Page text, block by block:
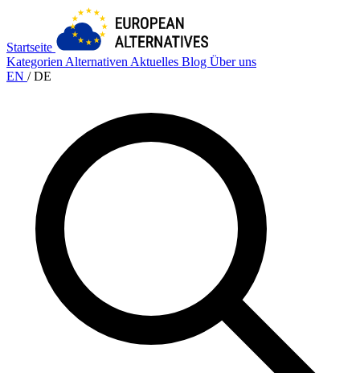
Startseite
Kategorien Alternativen Aktuelles Blog Über uns
EN / DE